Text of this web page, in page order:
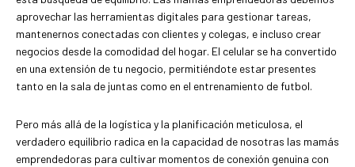
aprovechar las herramientas digitales para gestionar tareas,
mantenernos conectadas con clientes y colegas, e incluso crear
negocios desde la comodidad del hogar. El celular se ha convertido
en una extensión de tu negocio, permitiéndote estar presentes
tanto en la sala de juntas como en el entrenamiento de futbol.
Pero más allá de la logística y la planificación meticulosa, el
verdadero equilibrio radica en la capacidad de nosotras las mamás
emprendedoras para cultivar momentos de conexión genuina con